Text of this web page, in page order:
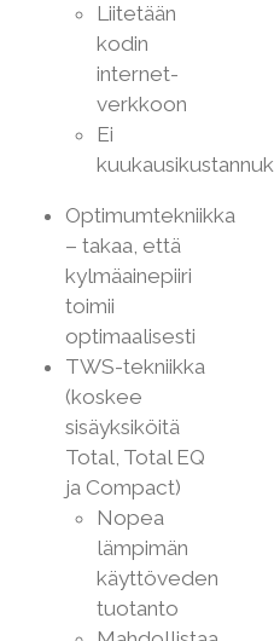
Liitetään
kodin
internet-
verkkoon
Ei
Optimumtekniikka
– takaa, että
kylmäainepiiri
toimii
optimaalisesti
TWS-tekniikka
(koskee
sisäyksiköitä
Total, Total EQ
ja Compact)
Nopea
lämpimän
käyttöveden
tuotanto